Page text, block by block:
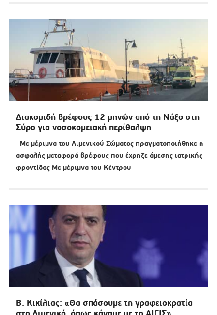
Διακομιδή βρέφους 12 μηνών από τη Νάξο στη
Σύρο για νοσοκομειακή περίθαλψη
Με μέριμνα του Λιμενικού Σώματος πραγματοποιήθηκε η
ασφαλής μεταφορά βρέφους που έχρηζε άμεσης ιατρικής
φροντίδας Με μέριμνα του Κέντρου
Β. Κικίλιας: «Θα σπάσουμε τη γραφειοκρατία